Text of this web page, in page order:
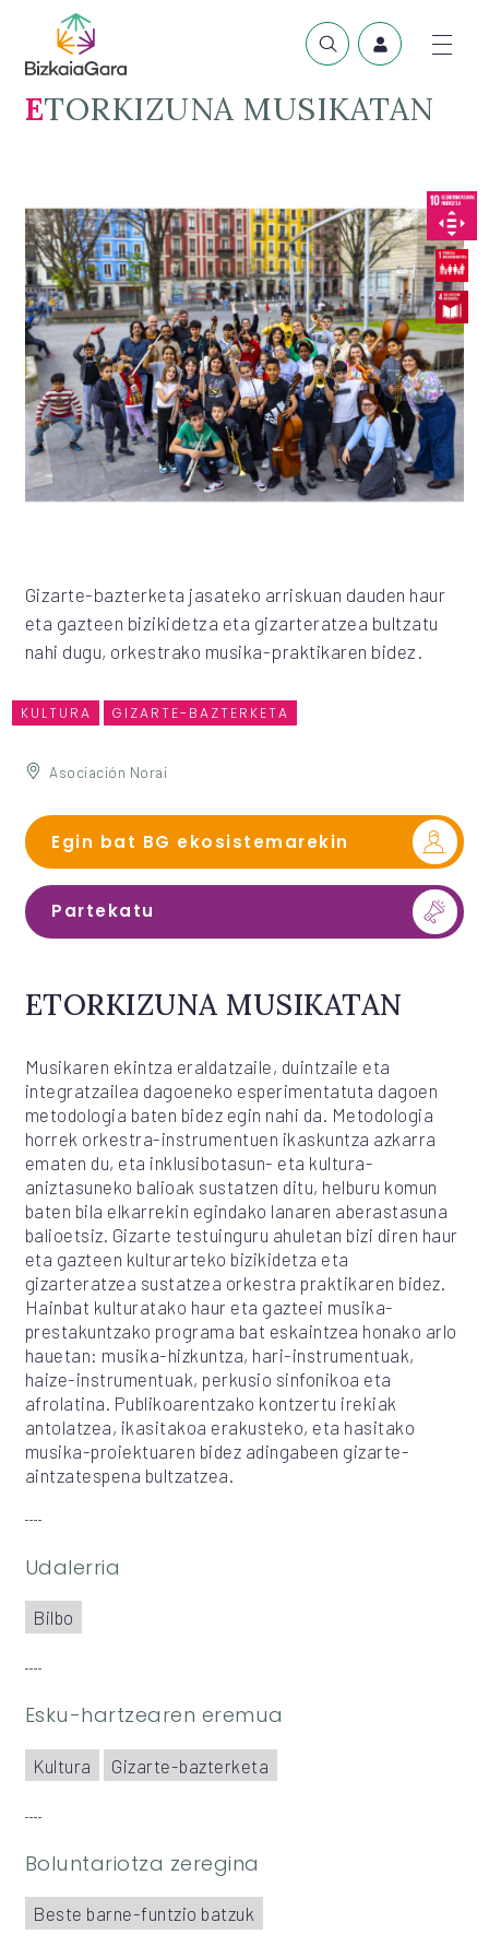
ETORKIZUNA MUSIKATAN
Gizarte-bazterketa jasateko arriskuan dauden haur
eta gazteen bizikidetza eta gizarteratzea bultzatu
nahi dugu, orkestrako musika-praktikaren bidez.
KULTURA GIZARTE-BAZTERKETA
Asociación Norai
Egin bat BG ekosistemarekin
Partekatu
ETORKIZUNA MUSIKATAN
Musikaren ekintza eraldatzaile, duintzaile eta
integratzailea dagoeneko esperimentatuta dagoen
metodologia baten bidez egin nahi da. Metodologia
horrek orkestra-instrumentuen ikaskuntza azkarra
ematen du, eta inklusibotasun- eta kultura-
aniztasuneko balioak sustatzen ditu, helburu komun
baten bila elkarrekin egindako lanaren aberastasuna
balioetsiz. Gizarte testuinguru ahuletan bizi diren haur
eta gazteen kulturarteko bizikidetza eta
gizarteratzea sustatzea orkestra praktikaren bidez.
Hainbat kulturatako haur eta gazteei musika-
prestakuntzako programa bat eskaintzea honako arlo
hauetan: musika-hizkuntza, hari-instrumentuak,
haize-instrumentuak, perkusio sinfonikoa eta
afrolatina. Publikoarentzako kontzertu irekiak
antolatzea, ikasitakoa erakusteko, eta hasitako
musika-proiektuaren bidez adingabeen gizarte-
aintzatespena bultzatzea.
Udalerria
Bilbo
Esku-hartzearen eremua
Kultura Gizarte-bazterketa
Boluntariotza zeregina
Beste barne-funtzio batzuk